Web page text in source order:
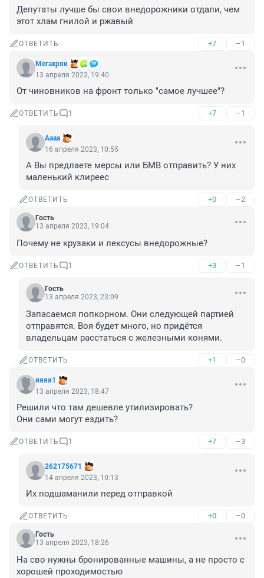
Депутаты лучше бы свои внедорожники отдали, чем
этот хлам гнилой и ржавый
ОТВЕТИТЬ +7 –1
Мегахряк
13 апреля 2023, 19:40
От чиновников на фронт только "самое лучшее"?
ОТВЕТИТЬ 1 +7 –1
Аааа
16 апреля 2023, 10:55
А Вы предлаете мерсы или БМВ отправить? У них
маленький клиреес
ОТВЕТИТЬ +0 –2
Гость
13 апреля 2023, 19:04
Почему не крузаки и лексусы внедорожные?
ОТВЕТИТЬ 1 +3 –1
Гость
13 апреля 2023, 23:09
Запасаемся попкорном. Они следующей партией
отправятся. Воя будет много, но придётся
владельцам расстаться с железными конями.
ОТВЕТИТЬ +1 –0
яяяя1
13 апреля 2023, 18:47
Решили что там дешевле утилизировать?
Они сами могут ездить?
ОТВЕТИТЬ 1 +7 –3
262175671
14 апреля 2023, 10:13
Их подшаманили перед отправкой
ОТВЕТИТЬ +0 –0
Гость
13 апреля 2023, 18:26
На сво нужны бронированные машины, а не просто с
хорошей проходимостью